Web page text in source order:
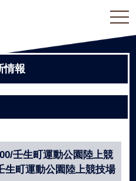
情報
壬生町運動公園陸上競
町運動公園陸上競技場